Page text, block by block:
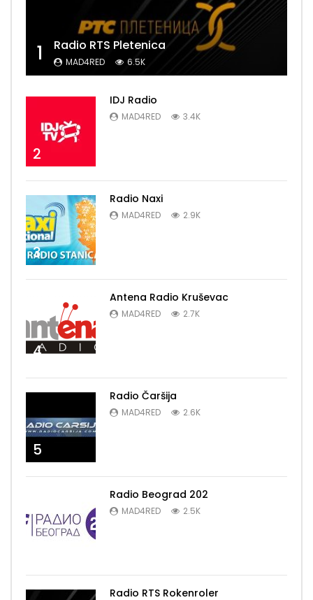
1 Radio RTS Pletenica
MAD4RED 6.5K
2
IDJ Radio
MAD4RED 3.4K
3
Radio Naxi
MAD4RED 2.9K
4
Antena Radio Kruševac
MAD4RED 2.7K
5
Radio Čaršija
MAD4RED 2.6K
Radio Beograd 202
MAD4RED 2.5K
Radio RTS Rokenroler